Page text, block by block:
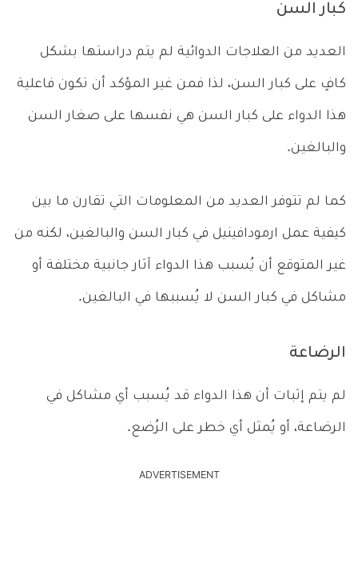
كبار السن
العديد من العلاجات الدوائية لم يتم دراستها بشكل
كافٍ على كبار السن، لذا فمن غير المؤكد أن تكون فاعلية
هذا الدواء على كبار السن هي نفسها على صغار السن
والبالغين.
كما لم تتوفر العديد من المعلومات التي تقارن ما بين
كيفية عمل ارمودافينيل في كبار السن والبالغين، لكنه من
غير المتوقع أن يُسبب هذا الدواء آثار جانبية مختلفة أو
مشاكل في كبار السن لا يُسببها في البالغين.
الرضاعة
لم يتم إثبات أن هذا الدواء قد يُسبب أي مشاكل في
الرضاعة، أو يُمثل أي خطر على الرُضع.
ADVERTISEMENT